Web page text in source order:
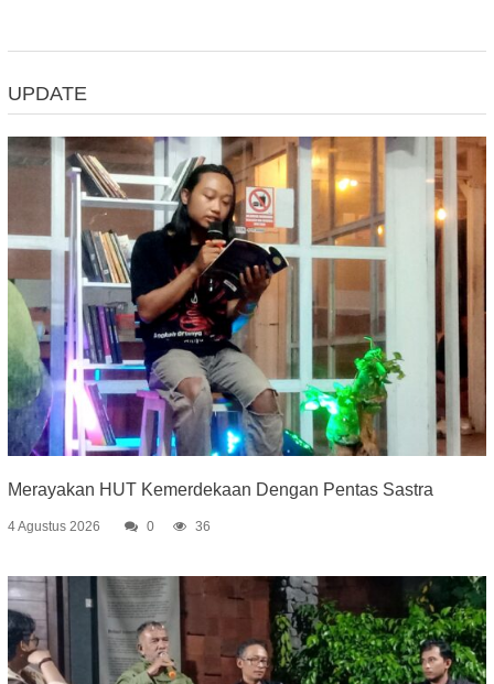
UPDATE
Merayakan HUT Kemerdekaan Dengan Pentas Sastra
4 Agustus 2026 0 36